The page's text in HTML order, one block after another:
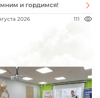
и гордимся!
2026 111